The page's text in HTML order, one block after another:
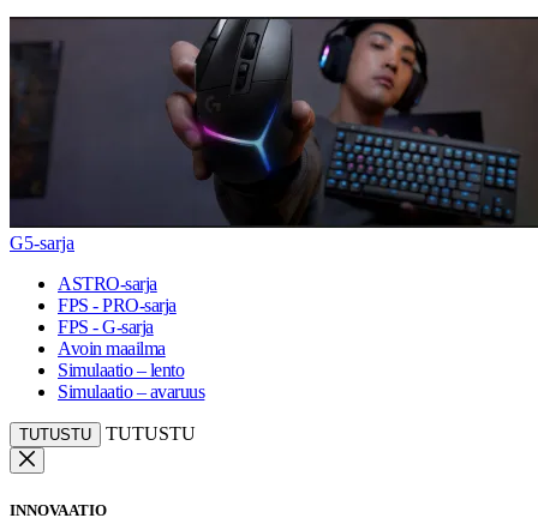
G5-sarja
ASTRO-sarja
FPS - PRO-sarja
FPS - G-sarja
Avoin maailma
Simulaatio – lento
Simulaatio – avaruus
TUTUSTU TUTUSTU
INNOVAATIO